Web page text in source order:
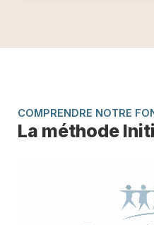
COMPRENDRE NOTRE
La méthode